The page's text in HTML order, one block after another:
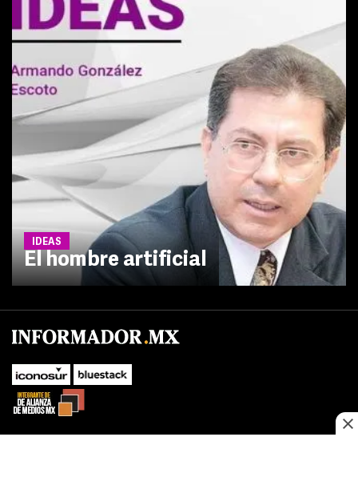
IDEAS
El hombre artificial